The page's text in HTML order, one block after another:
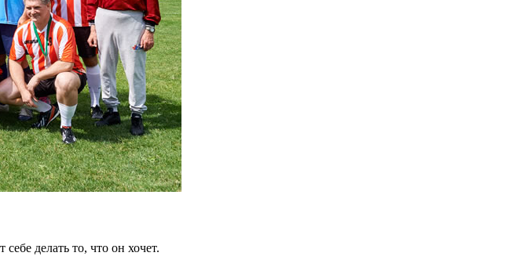
делать то, что он хочет.